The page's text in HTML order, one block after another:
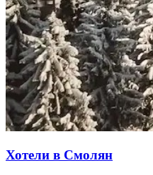
Хотели в Смолян